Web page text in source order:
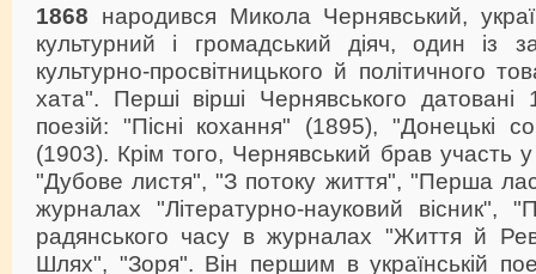
1868 народився Микола Чернявський,
культурний і громадський діяч, один із
культурно-просвітницького й політичного
хата". Перші вірші Чернявського датовані
поезій: "Пісні кохання" (1895), "Донецькі
(1903). Крім того, Чернявський брав участь
"Дубове листя", "З потоку життя", "Перша
журналах "Літературно-науковий
радянського часу в журналах "Життя й
Шлях", "Зоря". Він першим в українській